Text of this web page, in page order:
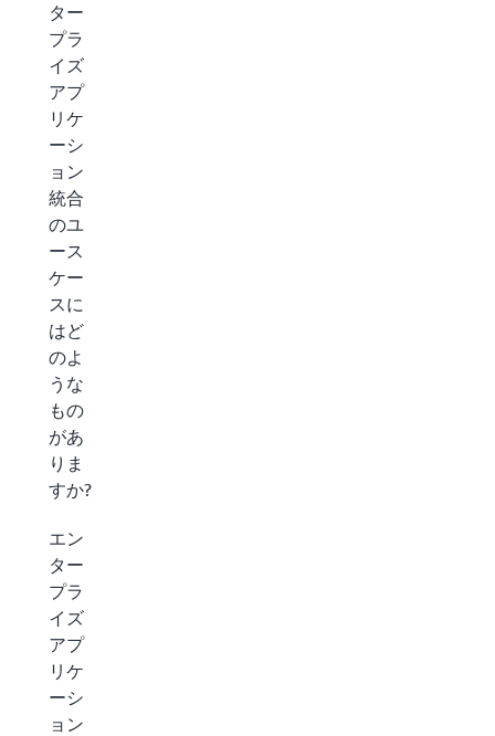
ター
プラ
イズ
アプ
リケ
ーシ
ョン
統合
のユ
ース
ケー
スに
はど
のよ
うな
もの
があ
りま
すか?
エン
ター
プラ
イズ
アプ
リケ
ーシ
ョン